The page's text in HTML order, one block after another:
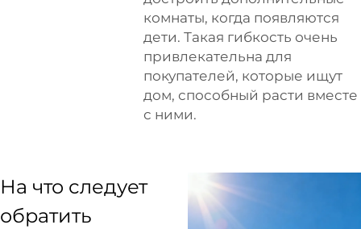
комнаты, когда появляются
дети. Такая гибкость очень
привлекательна для
покупателей, которые ищут
дом, способный расти вместе
с ними.
На что следует
обратить